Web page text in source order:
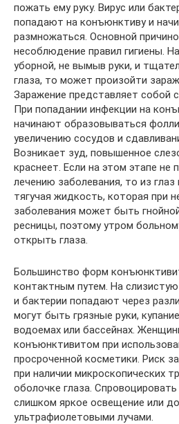
пожать ему руку. Вирус или
попадают на конъюнктиву и
размножаться. Основной
несоблюдение правил гигиены.
уборной, не вымыв руки, и
глаза, то может произойти
Заражение представляет собой
При попадании инфекции на
начинают образовываться
увеличению сосудов и
Возникает зуд, повышенное
краснеет. Если на этом этапе не
лечению заболевания, то из
тягучая жидкость, которая при
заболевания может быть
ресницы, поэтому утром
открыть глаза.
Большинство форм
контактным путем. На
и бактерии попадают через
могут быть грязные руки,
водоемах или бассейнах.
конъюнктивитом при
просроченной косметики. Риск
при наличии микроскопических
оболочке глаза.
слишком яркое освещение или
ультрафиолетовыми лучами.